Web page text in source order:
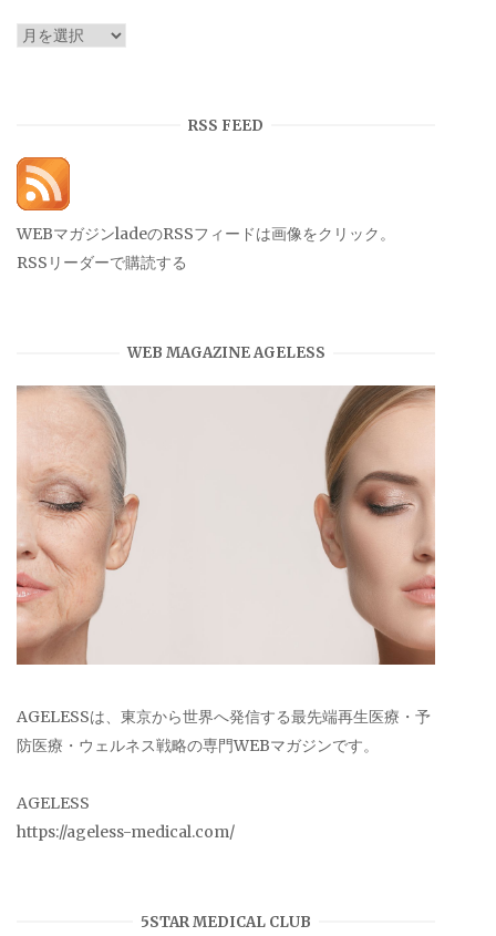
ア
RSS FEED
WEBマガジンladeのRSSフィードは画像をクリック。
RSSリーダーで購読する
WEB MAGAZINE AGELESS
AGELESSは、東京から世界へ発信する最先端再生医療・予
防医療・ウェルネス戦略の専門WEBマガジンです。
AGELESS
https://ageless-medical.com/
5STAR MEDICAL CLUB